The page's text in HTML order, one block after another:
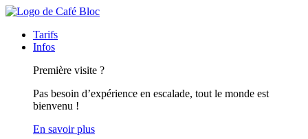
Tarifs
Infos
Première visite ?
Pas besoin d’expérience en escalade, tout le monde est
bienvenu !
En savoir plus